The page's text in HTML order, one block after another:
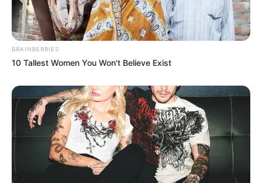
BRAINBERRIES
10 Tallest Women You Won't Believe Exist